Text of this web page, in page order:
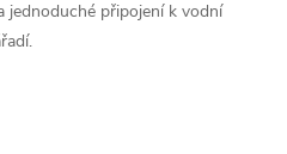
jednoduché připojení k vodní